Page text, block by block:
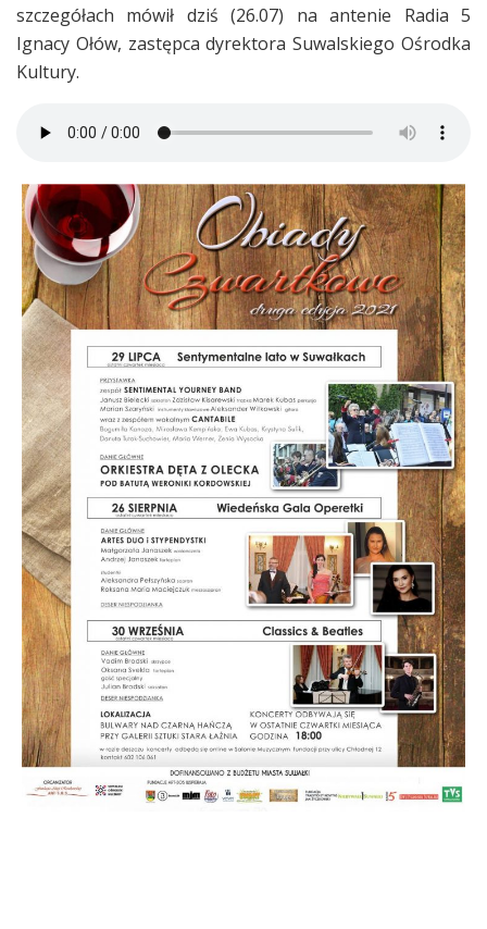
szczegółach mówił dziś (26.07) na antenie Radia 5
Ignacy Ołów, zastępca dyrektora Suwalskiego Ośrodka
Kultury.